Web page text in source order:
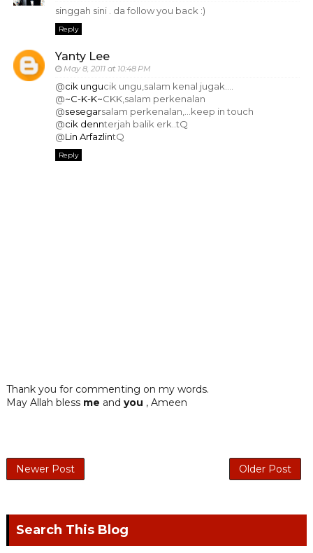
singgah sini . da follow you back :)
Reply
Yanty Lee
May 8, 2011 at 10:48 PM
@cik ungucik ungu,salam kenal jugak....
@~C-K-K~CKK,salam perkenalan
@sesegarsalam perkenalan,...keep in touch
@cik dennterjah balik erk..tQ
@Lin ArfazlintQ
Reply
Thank you for commenting on my words.
May Allah bless me and you , Ameen
Newer Post Older Post
Search This Blog